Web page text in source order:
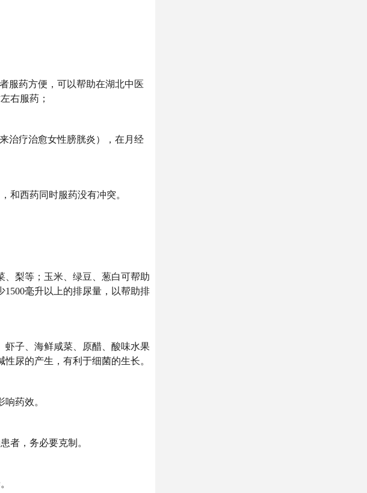
药方便，可以帮助在湖北中医
右服药；
疗治愈女性膀胱炎），在月经
西药同时服药没有冲突。
、梨等；玉米、绿豆、葱白可帮助
毫升以上的排尿量，以帮助排
虾子、海鲜咸菜、原醋、酸味水果
尿的产生，有利于细菌的生长。
药效。
，务必要克制。